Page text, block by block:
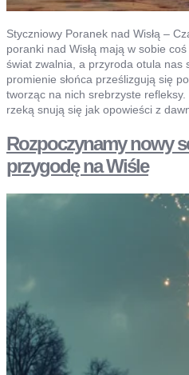
Styczniowy Poranek nad Wisłą –
poranki nad Wisłą mają w sobie
świat zwalnia, a przyroda otula nas
promienie słońca prześlizgują się
tworząc na nich srebrzyste
rzeką snują się jak opowieści z
Rozpoczynamy nowy
przygodę na Wiśle